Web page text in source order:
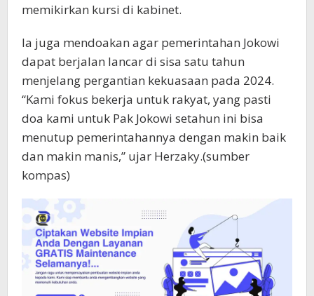
memikirkan kursi di kabinet.
Ia juga mendoakan agar pemerintahan Jokowi
dapat berjalan lancar di sisa satu tahun
menjelang pergantian kekuasaan pada 2024.
“Kami fokus bekerja untuk rakyat, yang pasti
doa kami untuk Pak Jokowi setahun ini bisa
menutup pemerintahannya dengan makin baik
dan makin manis,” ujar Herzaky.(sumber
kompas)